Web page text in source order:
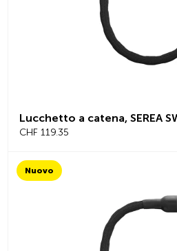
Lucchetto a catena, SEREA
CHF 119.35
Nuovo